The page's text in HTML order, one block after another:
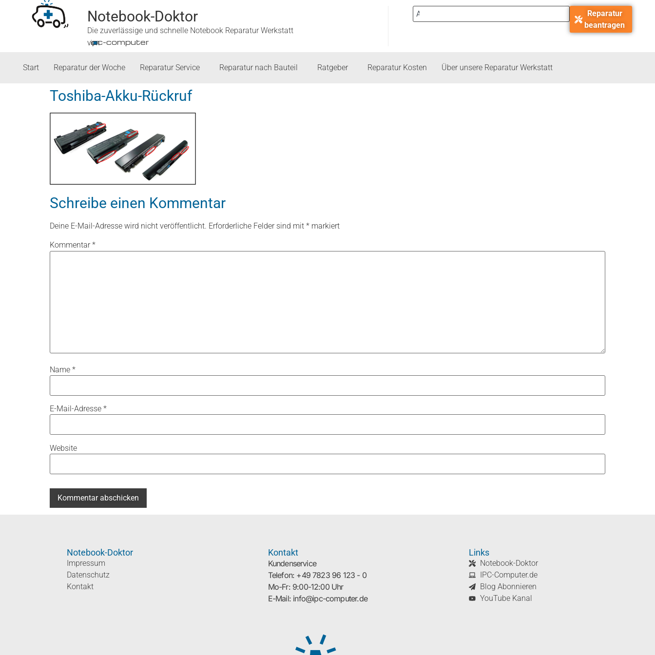
Notebook-Doktor
Die zuverlässige und schnelle Notebook Reparatur Werkstatt
von
■
ipc-computer
Reparatur
beantragen
Start Reparatur der Woche Reparatur Service Reparatur nach Bauteil Ratgeber Reparatur Kosten Über unsere Reparatur Werkstatt
Toshiba-Akku-Rückruf
Schreibe einen Kommentar
Deine E-Mail-Adresse wird nicht veröffentlicht. Erforderliche Felder sind mit * markiert
Kommentar*
Name *
E-Mail-Adresse *
Website
Notebook-Doktor
Impressum
Datenschutz
Kontakt
Kontakt
Kundenservice
Telefon: +49 7823 96 123 - 0
Mo-Fr: 9:00-12:00 Uhr
E-Mail: info@ipc-computer.de
Links
Notebook-Doktor
IPC-Computer.de
Blog Abonnieren
YouTube Kanal